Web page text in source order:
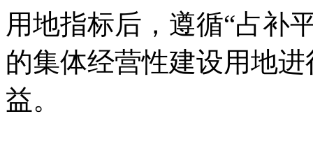
用地指标后，遵循“占补
的集体经营性建设用地
益。